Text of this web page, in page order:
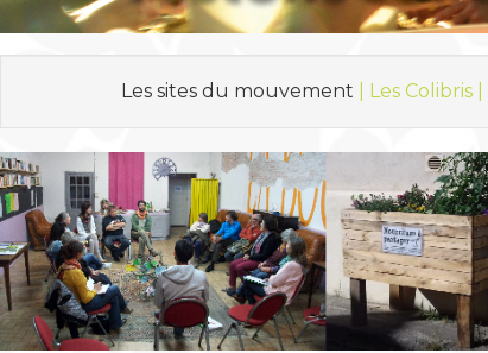
Les sites du mouvement | Les Colibris |